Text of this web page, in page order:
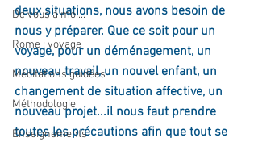
De vous à moi...
Rome : voyage
Méditations guidées
Méthodologie
Enseignements
deux situations, nous avons besoin de
nous y préparer. Que ce soit pour un
voyage, pour un déménagement, un
nouveau travail, un nouvel enfant, un
changement de situation affective, un
nouveau projet...il nous faut prendre
toutes les précautions afin que tout se